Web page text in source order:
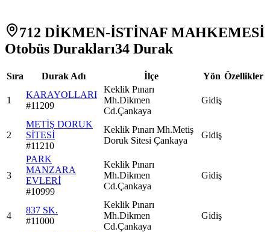
712 DİKMEN-İSTİNAF MAHKEMESİ
Otobüs Durakları34 Durak
Sıra Durak Adı İlçe Yön Özellikler
1
KARAYOLLARI
#11209
Keklik Pınarı
Mh.Dikmen
Cd.Çankaya
Gidiş
2
METİŞ DORUK
SİTESİ
#11210
Keklik Pınarı Mh.Metiş
Doruk Sitesi Çankaya
Gidiş
3
PARK
MANZARA
EVLERİ
#10999
Keklik Pınarı
Mh.Dikmen
Cd.Çankaya
Gidiş
4
837 SK.
#11000
Keklik Pınarı
Mh.Dikmen
Cd.Çankaya
Gidiş